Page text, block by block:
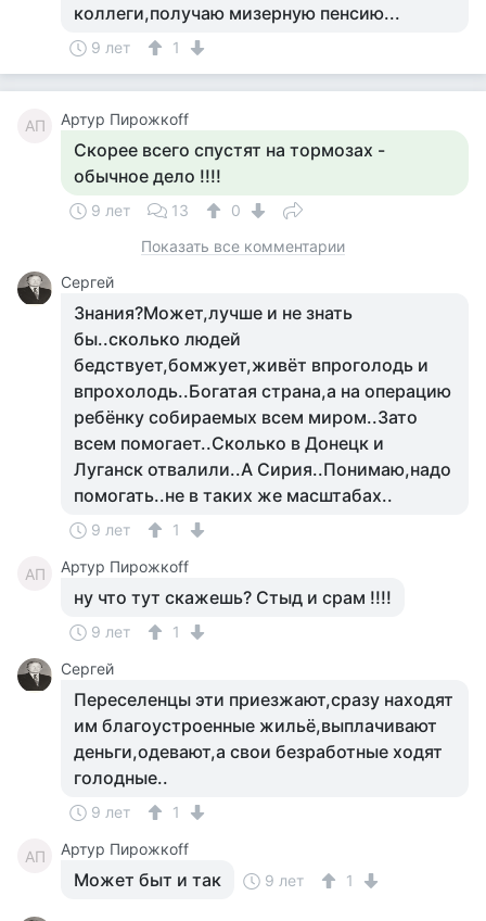
коллеги,получаю мизерную пенсию...
9 лет 1
АП Артур Пирожкоff
Скорее всего спустят на тормозах -
обычное дело !!!!
9 лет 13
0
Показать все комментарии
Сергей
Знания?Может,лучше и не знать
бы..сколько людей
бедствует,бомжует,живёт впроголодь и
впрохолодь..Богатая страна,а на операцию
ребёнку собираемых всем миром..Зато
всем помогает..Сколько в Донецк и
Луганск отвалили..А Сирия..Понимаю,надо
помогать..не в таких же масштабах..
9 лет 1
АП Артур Пирожкоff
ну что тут скажешь? Стыд и срам !!!!
9 лет
1
Сергей
Переселенцы эти приезжают,сразу находят
им благоустроенные жильё,выплачивают
деньги,одевают,а свои безработные ходят
голодные..
9 лет 1
АП Артур Пирожкоff
Может быт и так 9 лет 1